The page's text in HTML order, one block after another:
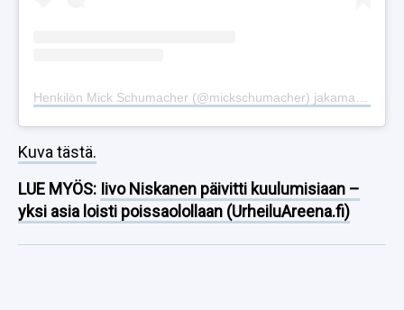
Kuva tästä.
LUE MYÖS: Iivo Niskanen päivitti kuulumisiaan –
yksi asia loisti poissaolollaan (UrheiluAreena.fi)